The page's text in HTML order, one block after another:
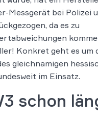
Messgerät bei Polizei
da es zu
Konkret geht es um
gleichnamigen
im Einsatz.
schon